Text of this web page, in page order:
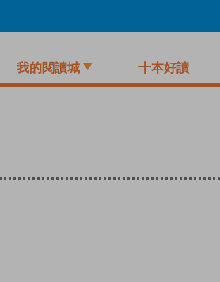
我的閱讀城 十本好讀